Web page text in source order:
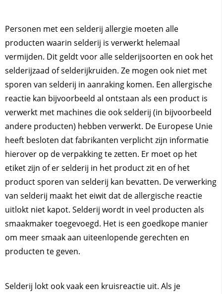
Personen met een selderij allergie moeten alle
producten waarin selderij is verwerkt helemaal
vermijden. Dit geldt voor alle selderijsoorten en ook het
selderijzaad of selderijkruiden. Ze mogen ook niet met
sporen van selderij in aanraking komen. Een allergische
reactie kan bijvoorbeeld al ontstaan als een product is
verwerkt met machines die ook selderij (in bijvoorbeeld
andere producten) hebben verwerkt. De Europese Unie
heeft besloten dat fabrikanten verplicht zijn informatie
hierover op de verpakking te zetten. Er moet op het
etiket zijn of er selderij in het product zit en of het
product sporen van selderij kan bevatten. De verwerking
van selderij maakt het eiwit dat de allergische reactie
uitlokt niet kapot. Selderij wordt in veel producten als
smaakmaker toegevoegd. Het is een goedkope manier
om meer smaak aan uiteenlopende gerechten en
producten te geven.
Selderij lokt ook vaak een kruisreactie uit. Als je